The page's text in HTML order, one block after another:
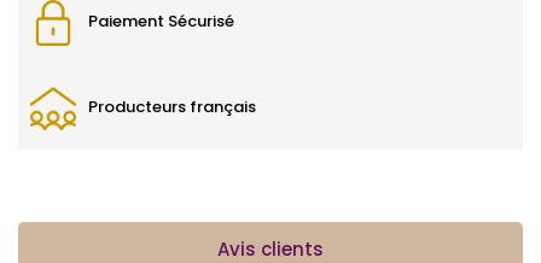
Paiement Sécurisé
Producteurs français
Avis clients